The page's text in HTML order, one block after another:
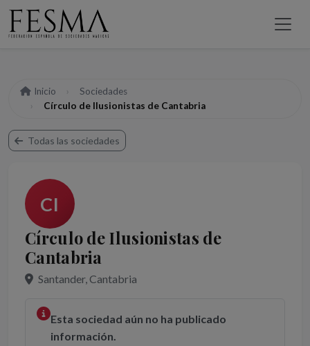
Inicio
Sociedades
Círculo de Ilusionistas de Cantabria
Todas las sociedades
CI
Círculo de Ilusionistas de
Cantabria
Santander, Cantabria
Esta sociedad aún no ha publicado
información.